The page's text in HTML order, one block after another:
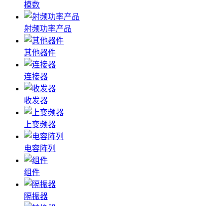
模数
射频功率产品
其他器件
连接器
收发器
上变频器
电容阵列
组件
隔振器